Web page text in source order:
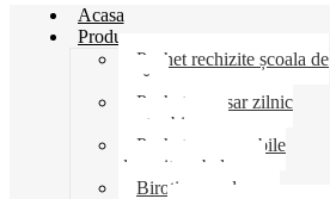
Acasa
Produse
Pachet rechizite școala de
vară
Pachet necesar zilnic
pentru birou
Pachet consumabile
depozit-ambalare
Birotica-produse